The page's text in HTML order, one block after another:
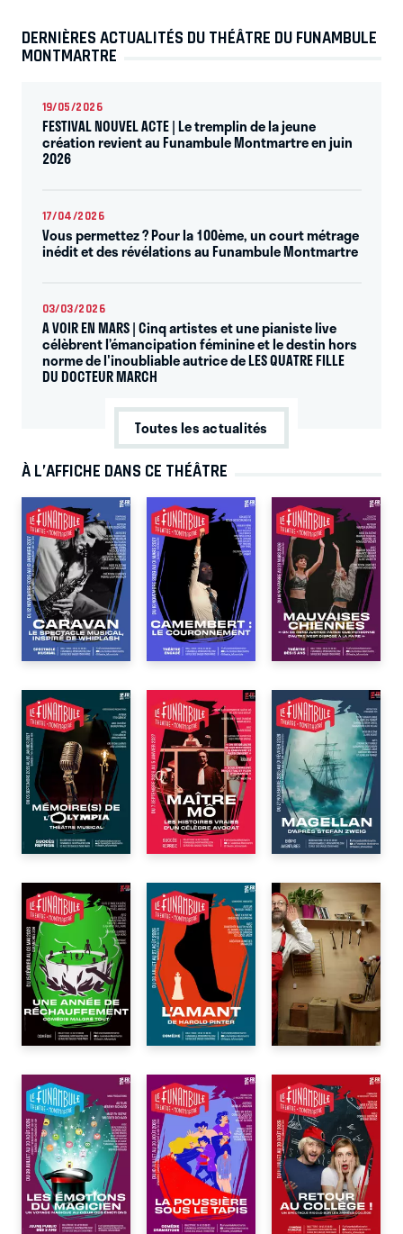
DERNIÈRES ACTUALITÉS DU THÉÂTRE DU FUNAMBULE
MONTMARTRE
19/05/2026
FESTIVAL NOUVEL ACTE | Le tremplin de la jeune
création revient au Funambule Montmartre en juin
2026
17/04/2026
Vous permettez ? Pour la 100ème, un court métrage
inédit et des révélations au Funambule Montmartre
03/03/2026
A VOIR EN MARS | Cinq artistes et une pianiste live
célèbrent l’émancipation féminine et le destin hors
norme de l'inoubliable autrice de LES QUATRE FILLE
DU DOCTEUR MARCH
Toutes les actualités
À L’AFFICHE DANS CE THÉÂTRE